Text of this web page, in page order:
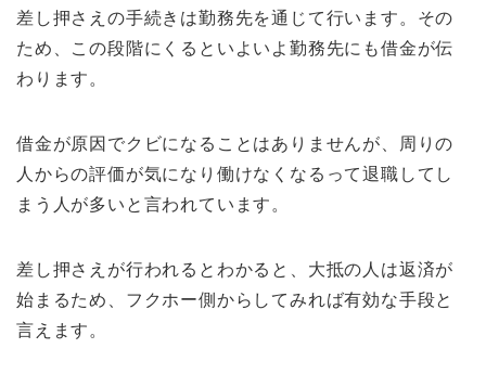
差し押さえの手続きは勤務先を通じて行います。その
ため、この段階にくるといよいよ勤務先にも借金が伝
わります。
借金が原因でクビになることはありませんが、周りの
人からの評価が気になり働けなくなるって退職してし
まう人が多いと言われています。
差し押さえが行われるとわかると、大抵の人は返済が
始まるため、フクホー側からしてみれば有効な手段と
言えます。